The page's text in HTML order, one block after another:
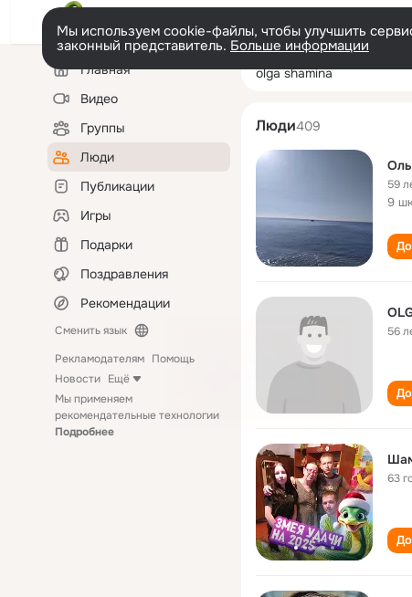
Мы используем cookie-файлы, чтобы улучшить
законный представитель. Больше информации
Левая
колонкаГлавная
Видео
Группы
Люди
Публикации
Игры
Подарки
Поздравления
Рекомендации
Сменить язык
Рекламодателям Помощь
Новости Ещё
Мы применяем
рекомендательные технологии
Подробнее
olga shamina
Люди409
59
9
56
63